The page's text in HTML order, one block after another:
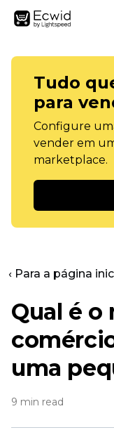
Tudo
para
Configure
vender em
marketplace.
‹ Para a página
Qual é o
uma
9 min read